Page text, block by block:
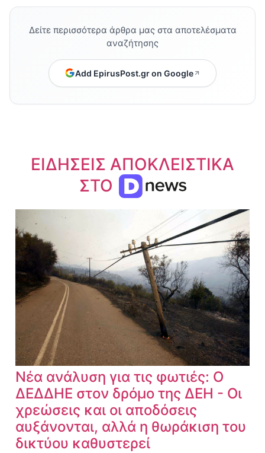
Δείτε περισσότερα άρθρα μας στα αποτελέσματα
αναζήτησης
Add EpirusPost.gr on Google
ΕΙΔΗΣΕΙΣ ΑΠΟΚΛΕΙΣΤΙΚΑ
ΣΤΟ
Νέα ανάλυση για τις φωτιές: Ο
ΔΕΔΔΗΕ στον δρόμο της ΔΕΗ - Οι
χρεώσεις και οι αποδόσεις
αυξάνονται, αλλά η θωράκιση του
δικτύου καθυστερεί